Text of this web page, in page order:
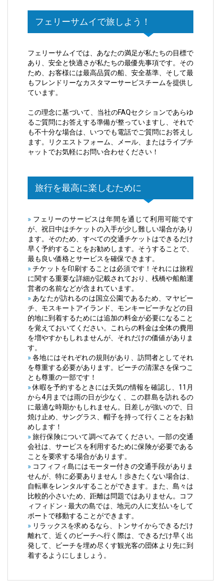
フェリーサムイで旅しよう！
フェリーサムイでは、あなたの満足が私たちの目標で
あり、安全と快適さが私たちの最優先事項です。その
ため、お客様には最高品質の船、安全基準、そして最
もフレンドリーなカスタマーサービスチームを提供し
ています。
この理念に基づいて、当社のFAQセクションであらゆ
るご質問にお答えする準備が整っていますし、それで
も不十分な場合は、いつでも電話でご質問にお答えし
ます。リクエストフォーム、メール、またはライブチ
ャットでお気軽にお問い合わせください！
旅行を最高に楽しむために
» フェリーのサービスは年間を通じて利用可能です
が、祝日中はチケットの入手が少し難しい場合があり
ます。そのため、すべての交通チケットはできるだけ
早く予約することをお勧めします。そうすることで、
最も良い価格とサービスを確保できます。
» チケットを印刷することは必須です！それには旅程
に関する重要な詳細が記載されており、桟橋や船舶運
営者の名前などが含まれています。
» あなたが訪れるのは国立公園であるため、マヤビー
チ、モスキートアイランド、モンキービーチなどの目
的地に到着するためには追加の料金が必要になること
を覚えておいてください。これらの料金は全体の費用
を増やすかもしれませんが、それだけの価値がありま
す。
» 各地にはそれぞれの規則があり、訪問者としてそれ
を尊重する必要があります。ビーチの清潔さを保つこ
とも尊重の一部です！
»休暇を予約するときには天気の情報を確認し、11月
から4月までは雨の日が少なく、この群島を訪れるの
に最適な時期かもしれません。日差しが強いので、日
焼け止め、サングラス、帽子を持って行くことをお勧
めします！
» 旅行保険について調べてみてください。一部の交通
会社は、サービスを利用するために保険が必要である
ことを要求する場合があります。
» コフィフィ島にはモーター付きの交通手段がありま
せんが、特に必要ありません！歩きたくない場合は、
自転車をレンタルすることができます。また、島々は
比較的小さいため、距離は問題ではありません。コフ
ィフィドン - 最大の島では、地元の人に支払いをして
ボートで移動することができます。
» リラックスを求めるなら、トンサイからできるだけ
離れて、近くのビーチへ行く際は、できるだけ早く出
発して、ビーチを埋め尽くす観光客の団体より先に到
着するようにしましょう。